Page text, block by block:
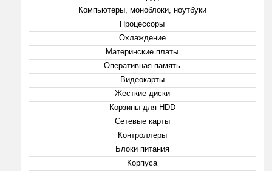
Компьютеры, моноблоки, ноутбуки
Процессоры
Охлаждение
Материнские платы
Оперативная память
Видеокарты
Жесткие диски
Корзины для HDD
Сетевые карты
Контроллеры
Блоки питания
Корпуса